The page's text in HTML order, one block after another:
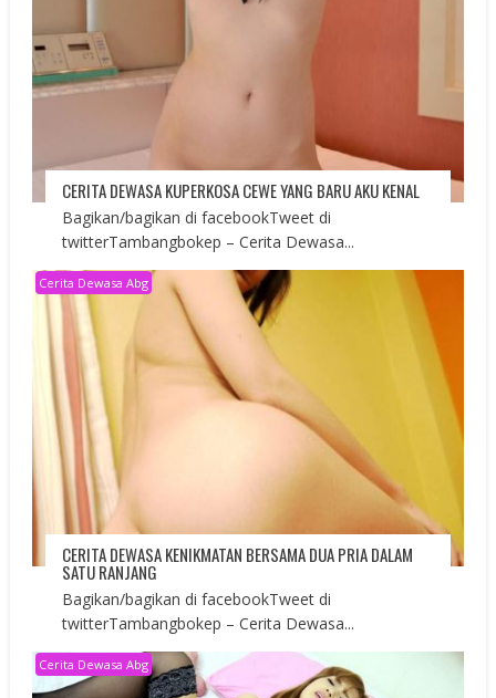
CERITA DEWASA KUPERKOSA CEWE YANG BARU AKU KENAL
Bagikan/bagikan di facebookTweet di
twitterTambangbokep – Cerita Dewasa...
Cerita Dewasa Abg
CERITA DEWASA KENIKMATAN BERSAMA DUA PRIA DALAM
SATU RANJANG
Bagikan/bagikan di facebookTweet di
twitterTambangbokep – Cerita Dewasa...
Cerita Dewasa Abg